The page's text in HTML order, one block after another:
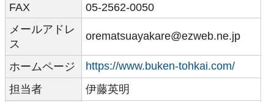
FAX
05-2562-0050
メールアドレ
ス
orematsuayakare@ezweb.ne.jp
ホームページ
https://www.buken-tohkai.com/
担当者
伊藤英明